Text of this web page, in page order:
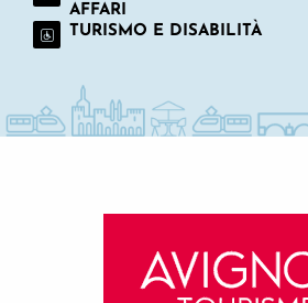
AFFARI
TURISMO E DISABILITÀ